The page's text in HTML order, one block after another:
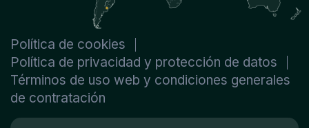
Política de cookies
Política de privacidad y protección de datos
Términos de uso web y condiciones generales
de contratación